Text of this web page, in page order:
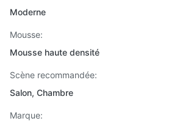
Moderne
Mousse:
Mousse haute densité
Scène recommandée:
Salon, Chambre
Marque: